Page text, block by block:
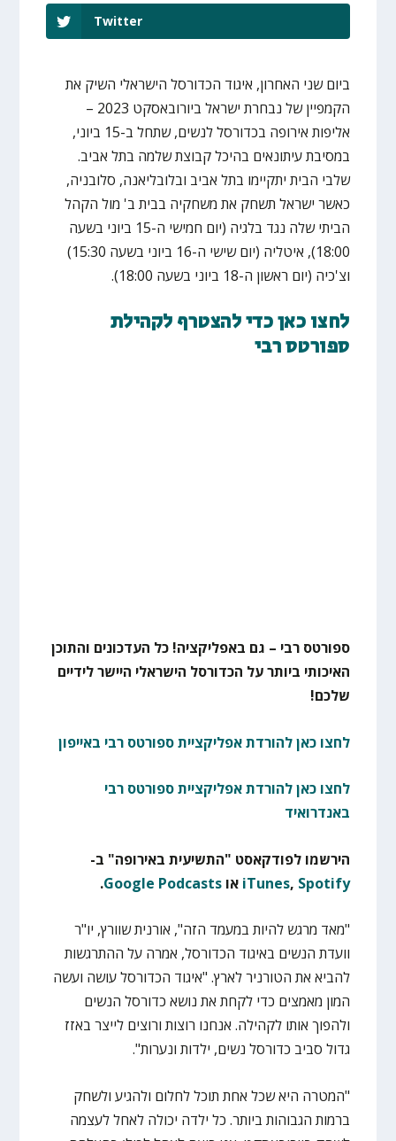
Twitter
ביום שני האחרון, איגוד הכדורסל הישראלי השיק את
הקמפיין של נבחרת ישראל ביורובאסקט 2023 –
אליפות אירופה בכדורסל לנשים, שתחל ב-15 ביוני,
במסיבת עיתונאים בהיכל קבוצת שלמה בתל אביב.
שלבי הבית יתקיימו בתל אביב ובלובליאנה, סלובניה,
כאשר ישראל תשחק את משחקיה בבית ב' מול הקהל
הביתי שלה נגד בלגיה (יום חמישי ה-15 ביוני בשעה
18:00), איטליה (יום שישי ה-16 ביוני בשעה 15:30)
וצ'כיה (יום ראשון ה-18 ביוני בשעה 18:00).
לחצו כאן כדי להצטרף לקהילת
ספורטס רבי
ספורטס רבי – גם באפליקציה! כל העדכונים והתוכן
האיכותי ביותר על הכדורסל הישראלי היישר לידיים
שלכם!
לחצו כאן להורדת אפליקציית ספורטס רבי באייפון
לחצו כאן להורדת אפליקציית ספורטס רבי
באנדרואיד
הירשמו לפודקאסט "התשיעית באירופה" ב-
iTunes, Spotify אוGoogle Podcasts
.
"מאד מרגש להיות במעמד הזה", אורנית שוורץ, יו"ר
וועדת הנשים באיגוד הכדורסל, אמרה על ההתרגשות
להביא את הטורניר לארץ. "איגוד הכדורסל עושה ועשה
המון מאמצים כדי לקחת את נושא כדורסל הנשים
ולהפוך אותו לקהילה. אנחנו רוצות ורוצים לייצר באזז
גדול סביב כדורסל נשים, ילדות ונערות".
"המטרה היא שכל אחת תוכל לחלום ולהגיע ולשחק
ברמות הגבוהות ביותר. כל ילדה יכולה לאחל לעצמה